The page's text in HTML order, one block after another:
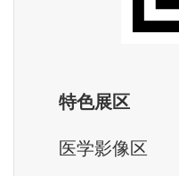
特色展区
医学影像区